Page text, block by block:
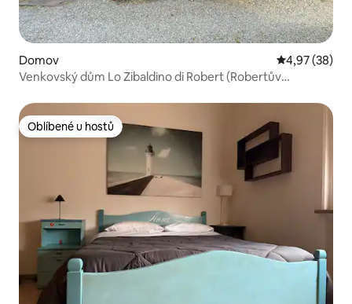
Domov Průměrné
4,97 (38)
Venkovský dům Lo Zibaldino di Robert (Robertův
Oblíbené u hostů
Oblíbené u hostů